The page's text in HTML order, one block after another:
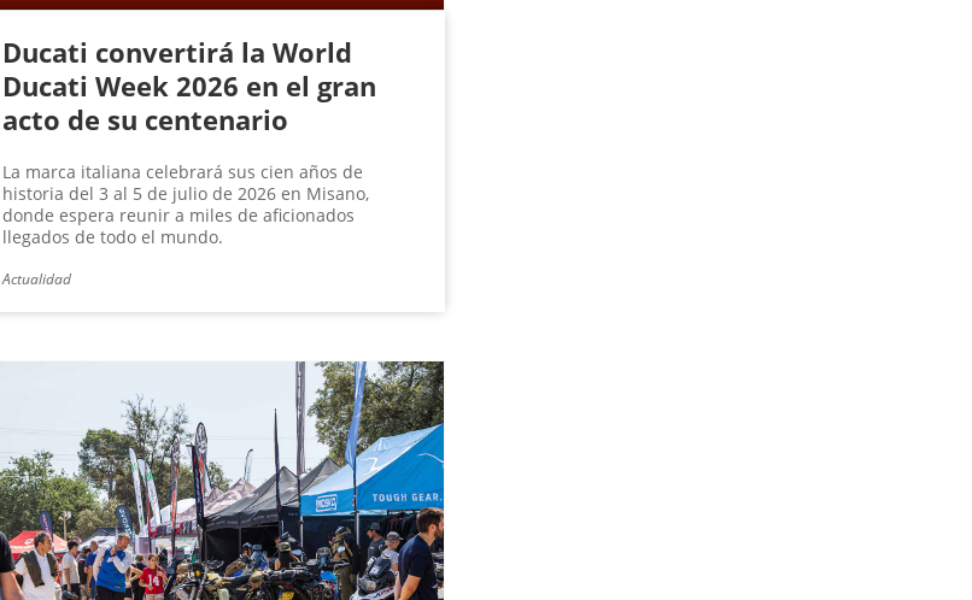
Ducati convertirá la World
Ducati Week 2026 en el gran
acto de su centenario
La marca italiana celebrará sus cien años de
historia del 3 al 5 de julio de 2026 en Misano,
donde espera reunir a miles de aficionados
llegados de todo el mundo.
Actualidad